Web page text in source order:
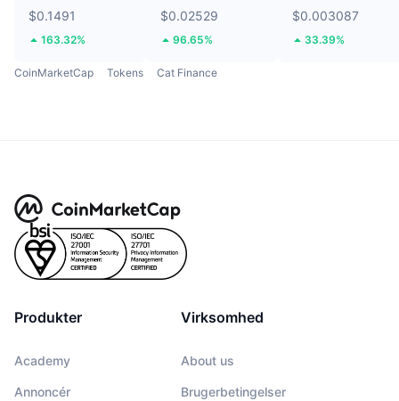
$0.1491
163.32%
$0.02529
96.65%
$0.003087
33.39%
CoinMarketCap Tokens Cat Finance
Produkter
Academy
Annoncér
Virksomhed
About us
Brugerbetingelser